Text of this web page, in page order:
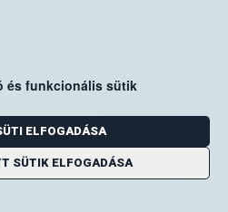
és funkcionális sütik
ELFOGADÁSA
SÜTIK ELFOGADÁSA